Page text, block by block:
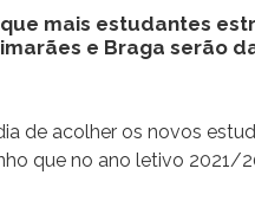
mais estudantes
e Braga serão
de acolher os novos
que no ano letivo 2021/